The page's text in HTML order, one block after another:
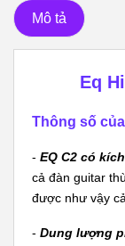
Mô tả
Eq
Thông số
- EQ C2 có
cả đàn guitar
được như vậy
- Dung lượng